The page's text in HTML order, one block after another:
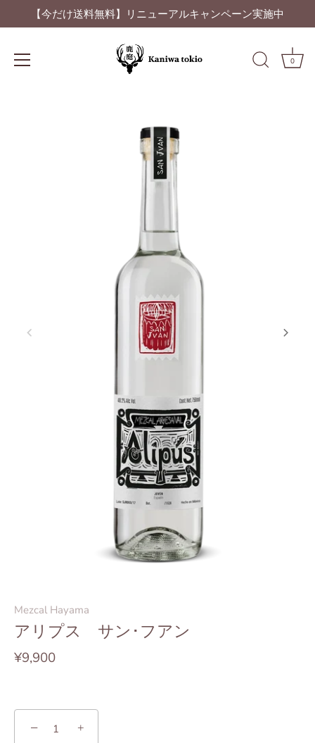
【今だけ送料無料】リニューアルキャンペーン実施中
0
Mezcal Hayama
アリプス サン･フアン
¥9,900
− +